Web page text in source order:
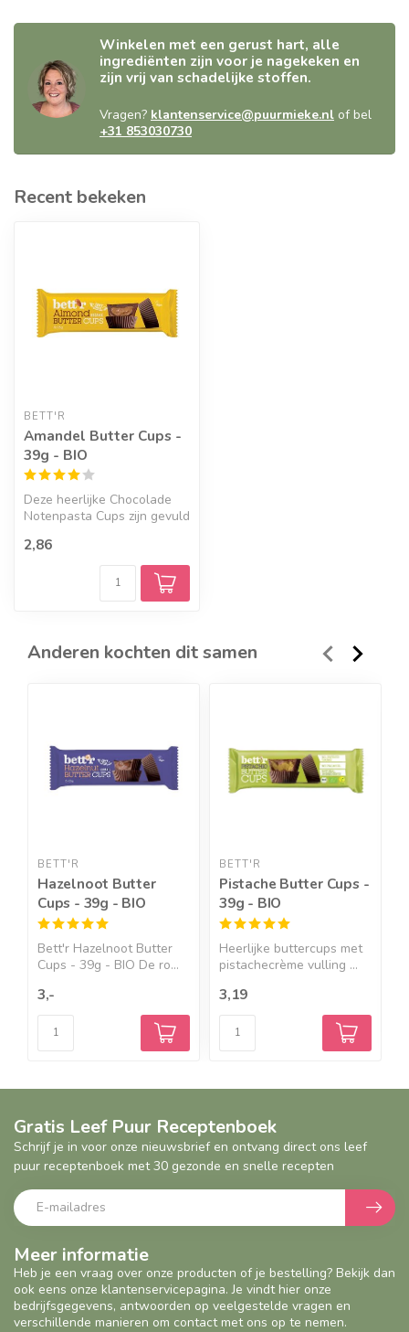
Winkelen met een gerust hart, alle
ingrediënten zijn voor je nagekeken en
zijn vrij van schadelijke stoffen.
Vragen? klantenservice@puurmieke.nl of bel
+31 853030730
Recent bekeken
BETT'R
Amandel Butter Cups -
39g - BIO
Deze heerlijke Chocolade
Notenpasta Cups zijn gevuld
en ...
2,86
Anderen kochten dit samen
BETT'R
Hazelnoot Butter
Cups - 39g - BIO
Bett'r Hazelnoot Butter
Cups - 39g - BIO De ro...
3,-
BETT'R
Pistache Butter Cups -
39g - BIO
Heerlijke buttercups met
pistachecrème vulling ...
3,19
Meer informatie
Heb je een vraag over onze producten of je bestelling? Bekijk dan
ook eens onze klantenservicepagina. Je vindt hier onze
bedrijfsgegevens, antwoorden op veelgestelde vragen en
verschillende manieren om contact met ons op te nemen.
Gratis Leef Puur Receptenboek
Schrijf je in voor onze nieuwsbrief en ontvang direct ons leef
puur receptenboek met 30 gezonde en snelle recepten